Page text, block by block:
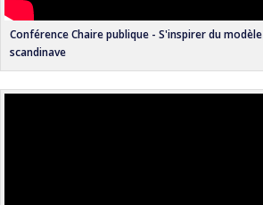
Conférence Chaire publique - S'inspirer du modèle
scandinave